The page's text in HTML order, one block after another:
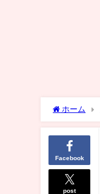
ホーム
Facebook
post